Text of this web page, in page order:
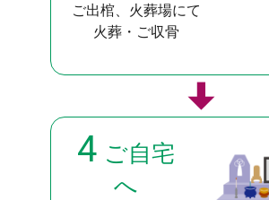
ご出棺、火葬場にて
火葬・ご収骨
4 ご自宅
へ